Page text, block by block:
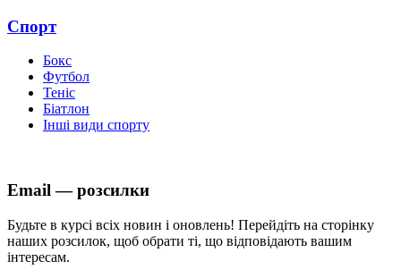
Спорт
Бокс
Футбол
Теніс
Біатлон
Інші види спорту
Email — розсилки
Будьте в курсі всіх новин і оновлень! Перейдіть на сторінку
наших розсилок, щоб обрати ті, що відповідають вашим
інтересам.